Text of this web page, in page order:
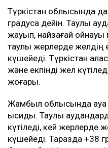
салдарынан
15:01
Нұрай
теңге
Ажырасу,
барады
14:14